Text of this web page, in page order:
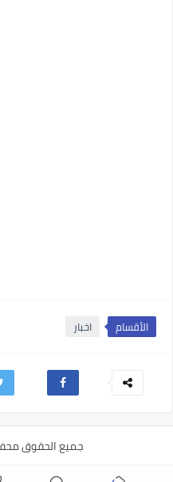
الأقسام اخبار
جميع الحقوق